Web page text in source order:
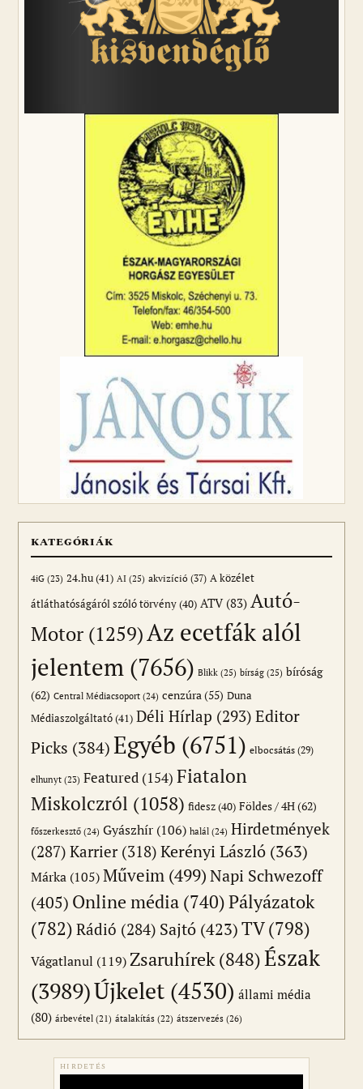
KATEGÓRIÁK
4iG (23) 24.hu(41) AI (25) akvizíció (37) A közélet
átláthatóságáról szóló törvény(40) ATV(83) Autó-
Motor (1259)Az ecetfák alól
jelentem (7656) Blikk (25) bírság (25) bíróság
(62) Central Médiacsoport (24) cenzúra(55) Duna
Médiaszolgáltató(41) Déli Hírlap (293) Editor
Picks (384)Egyéb (6751) elbocsátás (29)
elhunyt (23) Featured (154) Fiatalon
Miskolczról (1058) fidesz(40) Földes / 4H(62)
főszerkesztő (24) Gyászhír (106) halál (24) Hirdetmények
(287) Karrier(318) Kerényi László (363)
Márka (105) Műveim (499)Napi Schwezoff
(405) Online média (740)Pályázatok
(782) Rádió (284) Sajtó (423)TV(798)
Vágatlanul (119)Zsaruhírek(848)Észak
(3989)Újkelet (4530) állami média
(80) árbevétel (21) átalakítás (22) átszervezés (26)
HIRDETÉS